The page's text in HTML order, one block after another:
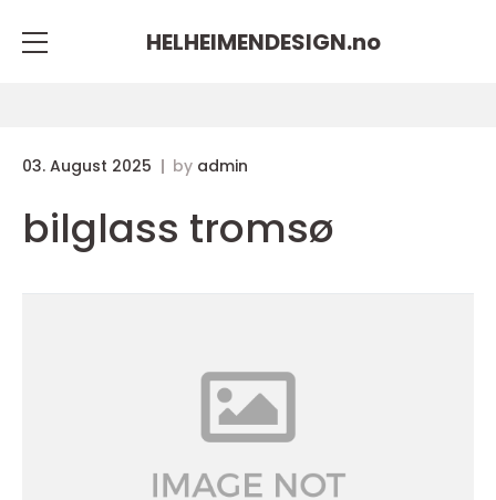
HELHEIMENDESIGN.no
03. August 2025 by admin
bilglass tromsø